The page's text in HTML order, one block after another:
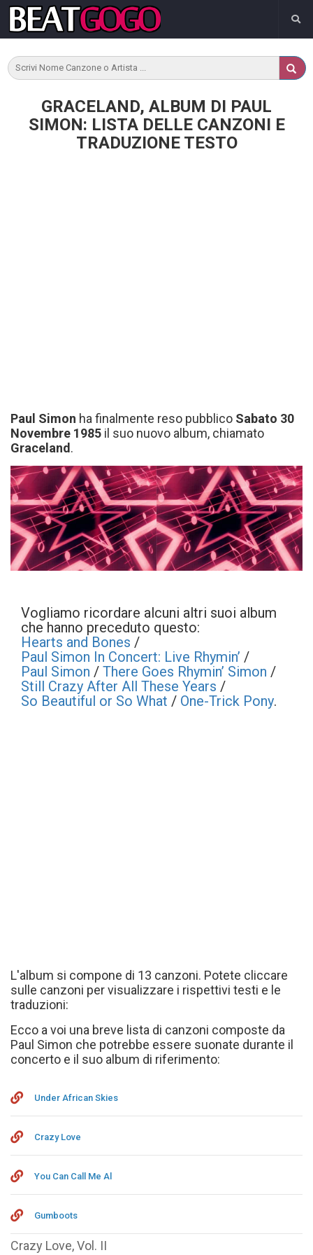
GRACELAND, ALBUM DI PAUL
SIMON: LISTA DELLE CANZONI E
TRADUZIONE TESTO
Paul Simon ha finalmente reso pubblico Sabato 30
Novembre 1985 il suo nuovo album, chiamato
Graceland .
Vogliamo ricordare alcuni altri suoi album
che hanno preceduto questo:
Hearts and Bones /
Paul Simon In Concert: Live Rhymin’ /
Paul Simon / There Goes Rhymin’ Simon /
Still Crazy After All These Years /
So Beautiful or So What / One-Trick Pony.
L'album si compone di 13 canzoni. Potete cliccare
sulle canzoni per visualizzare i rispettivi testi e le
traduzioni:
Ecco a voi una breve lista di canzoni composte da
Paul Simon che potrebbe essere suonate durante il
concerto e il suo album di riferimento:
Under African Skies
Crazy Love
You Can Call Me Al
Gumboots
Crazy Love, Vol. II